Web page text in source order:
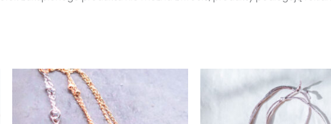
Zakres
cen:
od
59,00 zł
do